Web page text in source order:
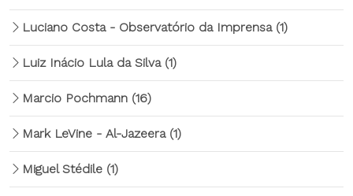
Luciano Costa - Observatório da Imprensa (1)
Luiz Inácio Lula da Silva (1)
Marcio Pochmann (16)
Mark LeVine - Al-Jazeera (1)
Miguel Stédile (1)